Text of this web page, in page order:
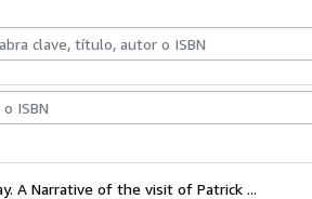
A Narrative of the visit of Patrick ...